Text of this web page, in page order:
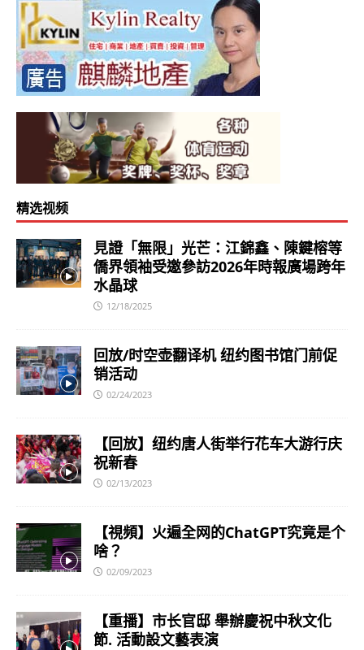
精选视频
見證「無限」光芒：江錦鑫、陳鍵榕等
僑界領袖受邀參訪2026年時報廣場跨年
水晶球
12/18/2025
回放/时空壶翻译机 纽约图书馆门前促
销活动
02/24/2023
【回放】纽约唐人街举行花车大游行庆
祝新春
02/13/2023
【視頻】火遍全网的ChatGPT究竟是个
啥？
02/09/2023
【重播】市长官邸 舉辦慶祝中秋文化
節. 活動設文藝表演